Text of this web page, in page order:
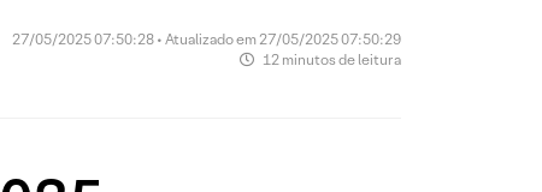
27/05/2025 07:50:28 • Atualizado em 27/05/2025 07:50:29
12 minutos de leitura